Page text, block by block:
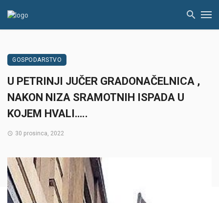
GOSPODARSTVO
U PETRINJI JUČER GRADONAČELNICA ,
NAKON NIZA SRAMOTNIH ISPADA U
KOJEM HVALI…..
30 prosinca, 2022